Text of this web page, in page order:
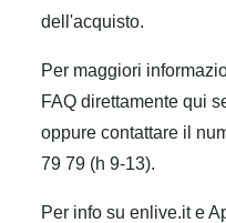
dell'acquisto.
Per maggiori
FAQ direttamente qui
oppure contattare il
79 79 (h 9-13).
Per info su enlive.it e